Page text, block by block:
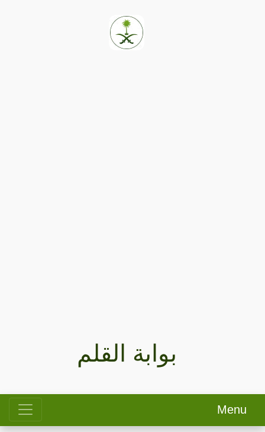
بوابة القلم
Menu